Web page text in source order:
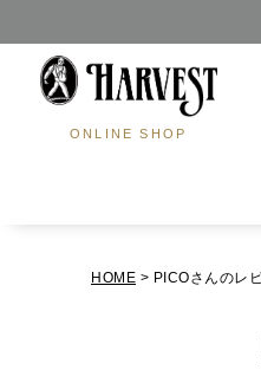
ONLINE SHOP
HOME PICOさんのレ